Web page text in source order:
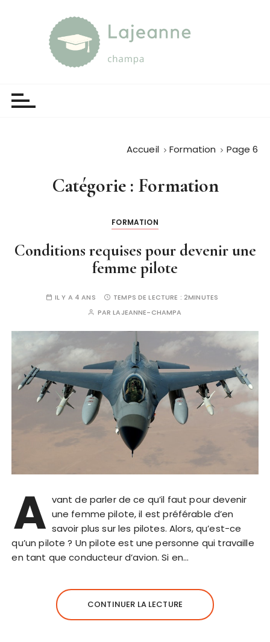
Accueil Formation Page 6
Catégorie : Formation
FORMATION
Conditions requises pour devenir une
femme pilote
IL Y A 4 ANS TEMPS DE LECTURE : 2MINUTES
PARLAJEANNE-CHAMPA
A vant de parler de ce qu’il faut pour devenir
une femme pilote, il est préférable d’en
savoir plus sur les pilotes. Alors, qu’est-ce
qu’un pilote ? Un pilote est une personne qui travaille
en tant que conducteur d’avion. Si en…
CONTINUER LA LECTURE